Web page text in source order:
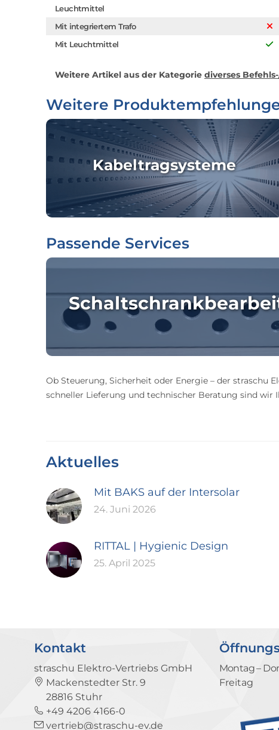
Leuchtmittel
Mit integriertem Trafo
Mit Leuchtmittel
Weitere Artikel aus der Kategorie diverses
Weitere
Kabeltragsysteme
Passende Services
Ob Steuerung, Sicherheit oder Energie – der
schneller Lieferung und technischer Beratung sind wir
Aktuelles
Mit BAKS auf der Intersolar
24. Juni 2026
RITTAL | Hygienic Design
25. April 2025
Kontakt
straschu Elektro-Vertriebs GmbH
Mackenstedter Str. 9
28816 Stuhr
+49 4206 4166-0
vertrieb@straschu-ev.de
Montag –
Freitag